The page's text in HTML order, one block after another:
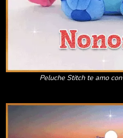
Peluche Stitch te amo